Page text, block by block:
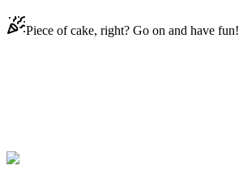
Piece of cake, right? Go on and have fun!
Explore All Collections